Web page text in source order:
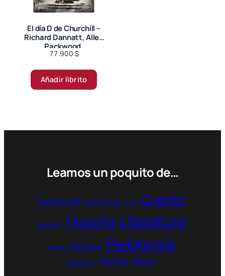
página
de
El día D de Churchill –
Richard Dannatt, Allen
Packwood.
77.900 $
Añadir librito
Leamos un poquito de…
Autoayuda Bibliotecología Cine Cuento
Depresión Filosofía Literatura
Música Noticias Pedagogía
Personajes Política Terror